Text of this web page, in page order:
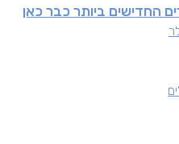
החדישים ביותר כבר כאן